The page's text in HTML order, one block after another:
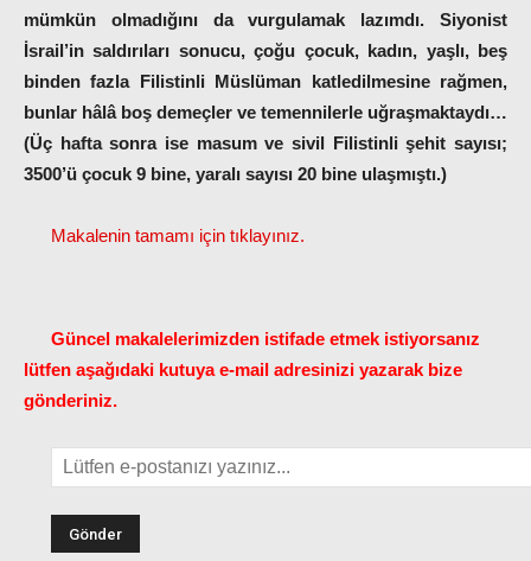
mümkün olmadığını da vurgulamak lazımdı. Siyonist
İsrail’in saldırıları sonucu, çoğu çocuk, kadın, yaşlı, beş
binden fazla Filistinli Müslüman katledilmesine rağmen,
bunlar hâlâ boş demeçler ve temennilerle uğraşmaktaydı…
(Üç hafta sonra ise masum ve sivil Filistinli şehit sayısı;
3500’ü çocuk 9 bine, yaralı sayısı 20 bine ulaşmıştı.)
Makalenin tamamı için tıklayınız.
Güncel makalelerimizden istifade etmek istiyorsanız
lütfen aşağıdaki kutuya e-mail adresinizi yazarak bize
gönderiniz.